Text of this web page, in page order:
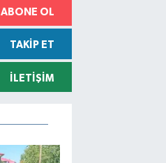
ABONE OL
TAKIP ET
İLETIŞIM